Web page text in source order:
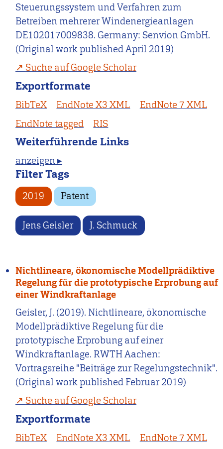
Steuerungssystem und Verfahren zum
Betreiben mehrerer Windenergieanlagen
DE102017009838. Germany: Senvion GmbH.
(Original work published April 2019)
Suche auf Google Scholar
Exportformate
BibTeX EndNote X3 XML
EndNote 7 XML
EndNote tagged
RIS
Weiterführende Links
anzeigen ▸
Filter Tags
2019 Patent
Jens Geisler J. Schmuck
Nichtlineare, ökonomische Modellprädiktive
Regelung für die prototypische Erprobung auf
einer Windkraftanlage
Geisler, J. (2019). Nichtlineare, ökonomische
Modellprädiktive Regelung für die
prototypische Erprobung auf einer
Windkraftanlage. RWTH Aachen:
Vortragsreihe "Beiträge zur Regelungstechnik".
(Original work published Februar 2019)
Suche auf Google Scholar
Exportformate
BibTeX EndNote X3 XML
EndNote 7 XML